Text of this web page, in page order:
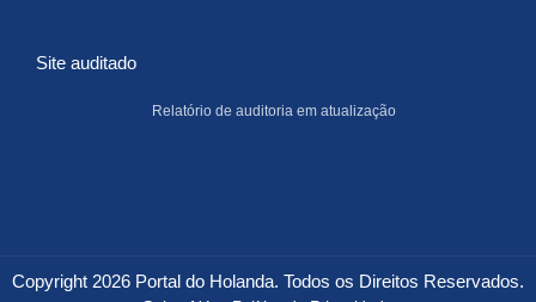
Site auditado
Relatório de auditoria em atualização
Copyright 2026 Portal do Holanda. Todos os Direitos Reservados.